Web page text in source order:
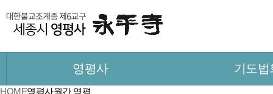
영평사 기도법
HOME영평사월간 영평